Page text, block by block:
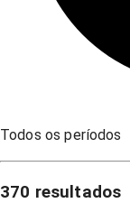
Todos os períodos
370 resultados